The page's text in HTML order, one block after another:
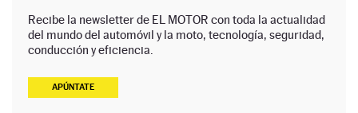
Recibe la newsletter de EL MOTOR con toda la actualidad
del mundo del automóvil y la moto, tecnología, seguridad,
conducción y eficiencia.
APÚNTATE